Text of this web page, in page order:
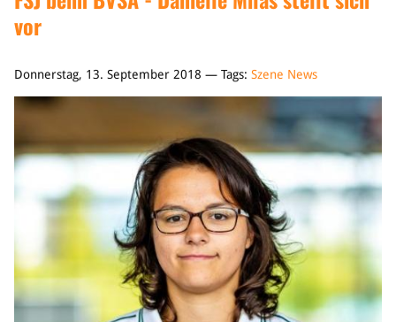
vor
Donnerstag, 13. September 2018 — Tags: Szene News